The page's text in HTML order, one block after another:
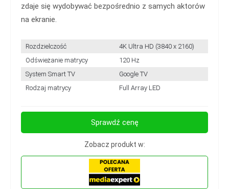
zdaje się wydobywać bezpośrednio z samych aktorów
na ekranie.
Rozdzielczość
4K Ultra HD (3840 x 2160)
Odświeżanie matrycy
120 Hz
System Smart TV
Google TV
Rodzaj matrycy
Full Array LED
Sprawdź cenę
Zobacz produkt w: